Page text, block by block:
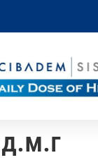
д.м.г